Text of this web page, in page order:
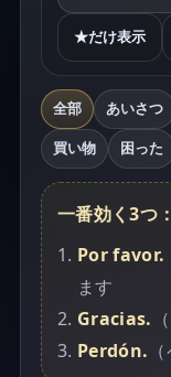
★だけ表示
全部 あいさつ
買い物 困った
一番効く3つ：
Por favor.
ます
Gracias.
Perdón.